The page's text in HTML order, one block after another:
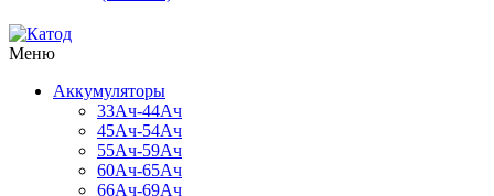
Меню
Аккумуляторы
33Ач-44Ач
45Ач-54Ач
55Ач-59Ач
60Ач-65Ач
66Ач-69Ач